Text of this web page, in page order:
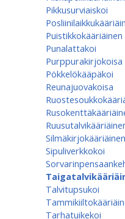
Pikkusurviaiskoi
Puistikkokääriäinen
Punalattakoi
Purppurakirjokoisa
Pökkelökääpäkoi
Reunajuovakoisa
Silmäkirjokääriäinen
Sipuliverkkokoi
Talvitupsukoi
Tarhatuikekoi